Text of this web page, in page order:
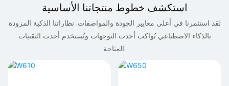
استكشف خطوط منتجاتنا الأساسية
لقد استثمرنا في أعلى معايير الجودة والمواصفات. نظاراتنا الذكية المزودة
بالذكاء الاصطناعي تُواكب أحدث التوجهات وتُستخدم أحدث التقنيات
المتاحة.